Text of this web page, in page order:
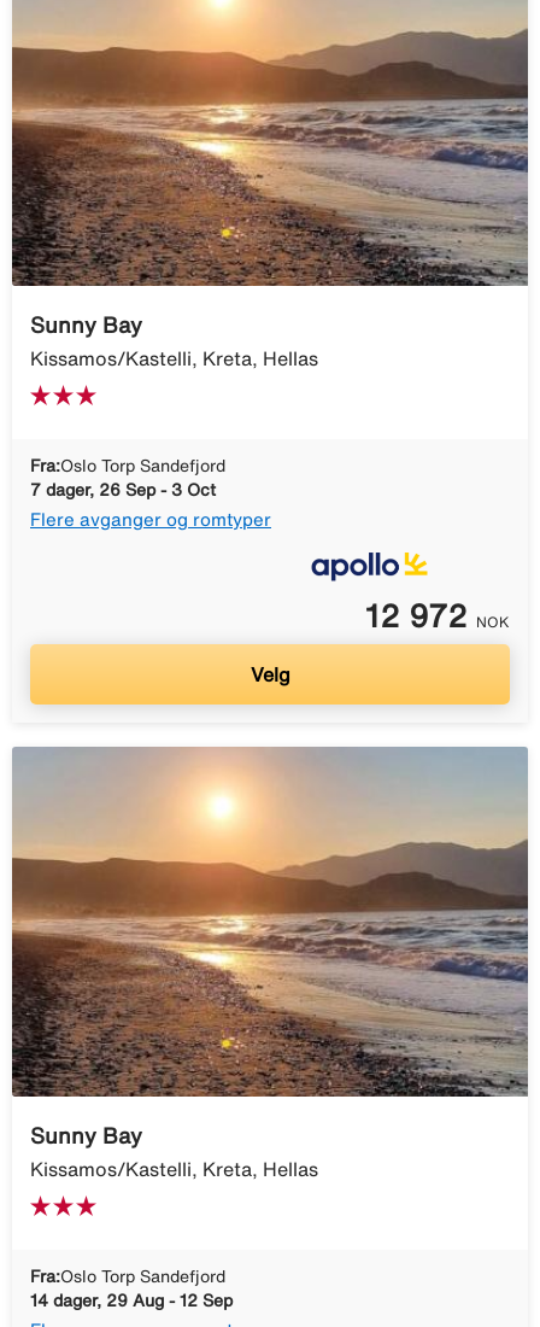
Sunny Bay
Kissamos/Kastelli, Kreta, Hellas
Fra:Oslo Torp Sandefjord
7 dager, 26 Sep - 3 Oct
Flere avganger og romtyper
12 972 NOK
Velg
Sunny Bay
Kissamos/Kastelli, Kreta, Hellas
Fra:Oslo Torp Sandefjord
14 dager, 29 Aug - 12 Sep